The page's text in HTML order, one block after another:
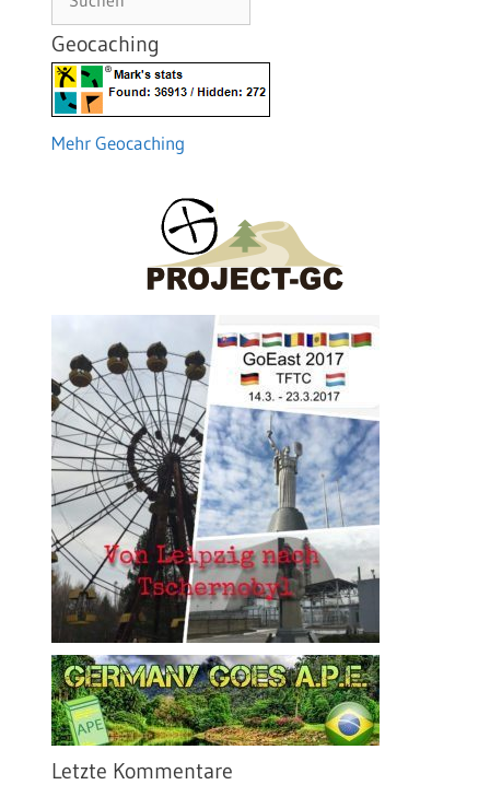
Geocaching
Mehr Geocaching
Letzte Kommentare